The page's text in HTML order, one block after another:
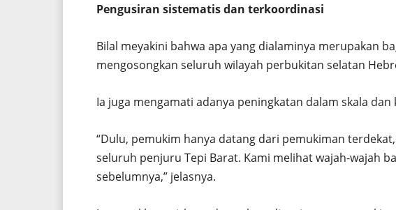
Pengusiran sistematis dan terkoordinasi
Bilal meyakini bahwa apa yang dialaminya merupakan
mengosongkan seluruh wilayah perbukitan selatan
Ia juga mengamati adanya peningkatan dalam skala
“Dulu, pemukim hanya datang dari pemukiman
seluruh penjuru Tepi Barat. Kami melihat wajah-wajah
sebelumnya,” jelasnya.